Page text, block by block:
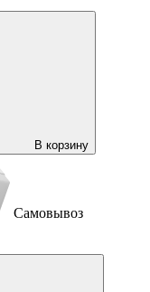
В корзину
Самовывоз